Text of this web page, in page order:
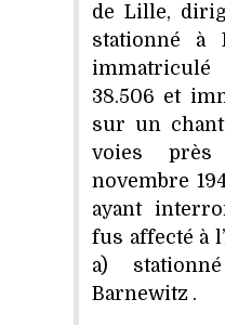
de Lille,
stationné à
38.506 et
sur un
voies
novembre
ayant
fus affecté à
a)
Barnewitz .